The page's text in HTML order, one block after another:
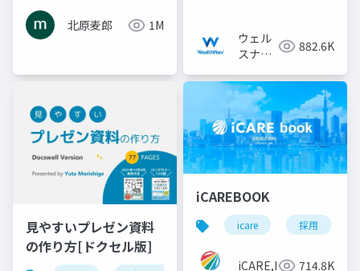
北原麦郎 1M
ウェル
スナビ
社
882.6K
見やすいプレゼン資料
の作り方[ドクセル版]
iCAREBOOK
icare 採用
iCARE,Inc 714.8K